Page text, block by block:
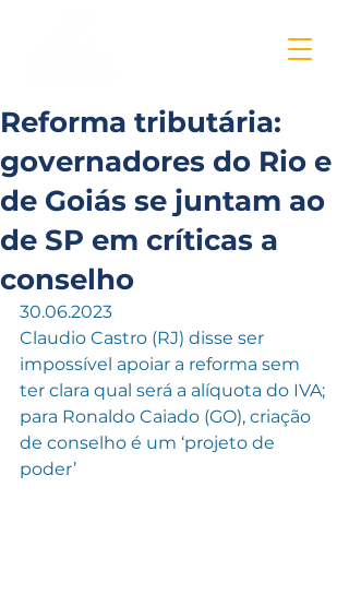
Reforma tributária:
governadores do Rio e
de Goiás se juntam ao
de SP em críticas a
conselho
30.06.2023
Claudio Castro (RJ) disse ser
impossível apoiar a reforma sem
ter clara qual será a alíquota do IVA;
para Ronaldo Caiado (GO), criação
de conselho é um ‘projeto de
poder’